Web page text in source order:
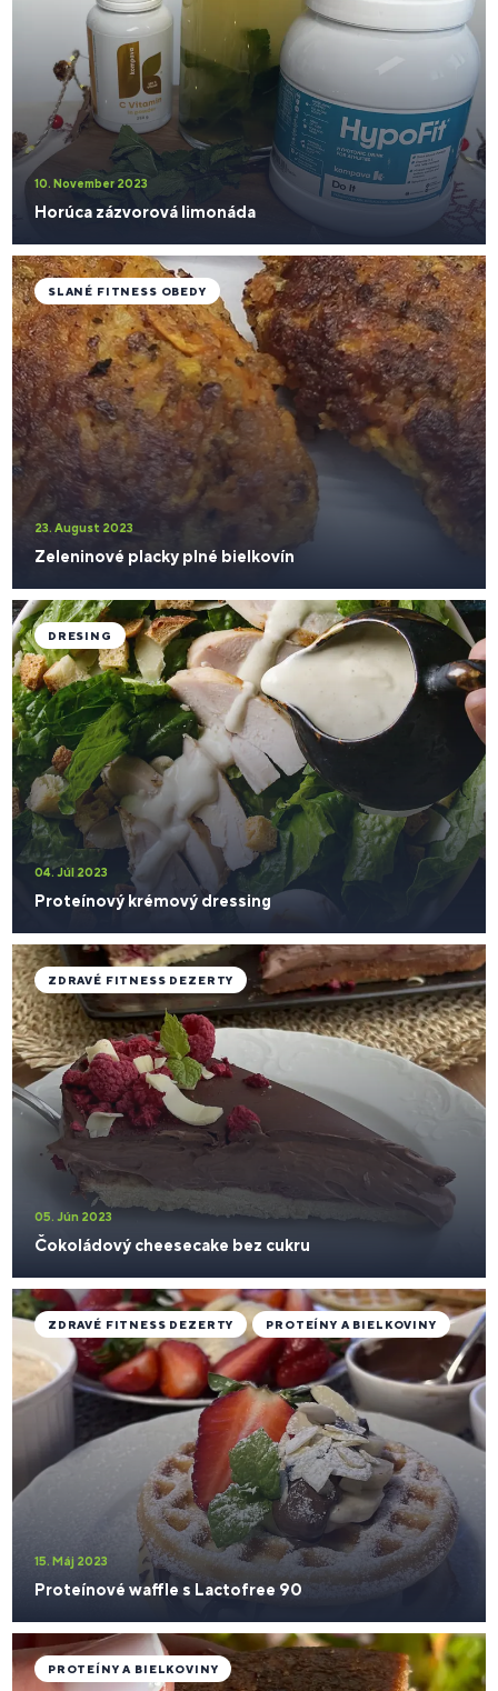
10. November 2023
Horúca zázvorová limonáda
23. August 2023
Zeleninové placky plné bielkovín
SLANÉ FITNESS OBEDY
04. Júl 2023
Proteínový krémový dressing
DRESING
05. Jún 2023
Čokoládový cheesecake bez cukru
ZDRAVÉ FITNESS DEZERTY
15. Máj 2023
Proteínové waffle s Lactofree 90
ZDRAVÉ FITNESS DEZERTY PROTEÍNY A BIELKOVINY
PROTEÍNY A BIELKOVINY